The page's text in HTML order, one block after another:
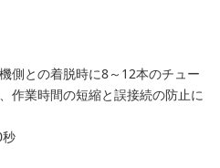
側との着脱時に8～12本のチュー
作業時間の短縮と誤接続の防止に